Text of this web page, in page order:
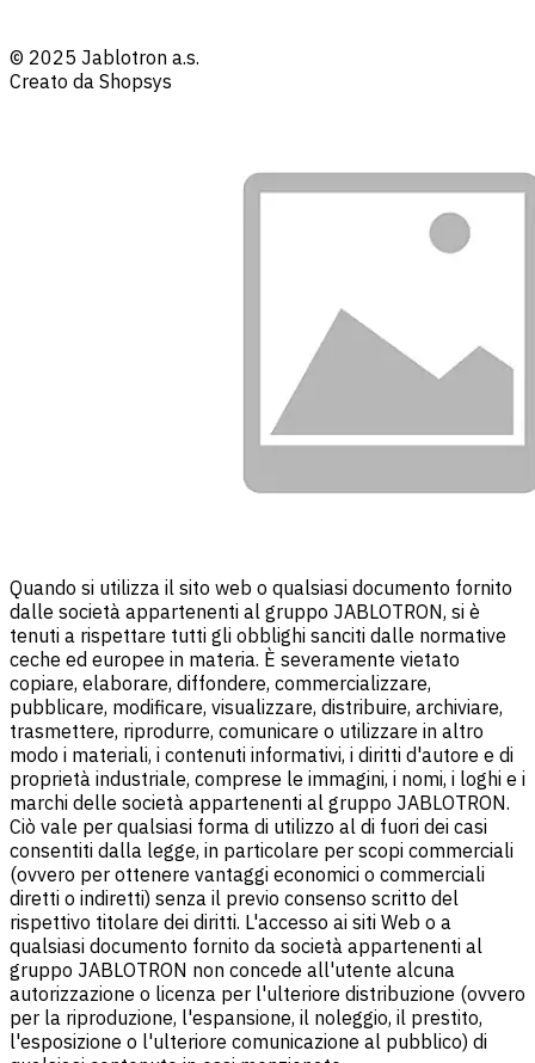
© 2025 Jablotron a.s.
Creato da Shopsys
Quando si utilizza il sito web o qualsiasi documento fornito
dalle società appartenenti al gruppo JABLOTRON, si è
tenuti a rispettare tutti gli obblighi sanciti dalle normative
ceche ed europee in materia. È severamente vietato
copiare, elaborare, diffondere, commercializzare,
pubblicare, modificare, visualizzare, distribuire, archiviare,
trasmettere, riprodurre, comunicare o utilizzare in altro
modo i materiali, i contenuti informativi, i diritti d'autore e di
proprietà industriale, comprese le immagini, i nomi, i loghi e i
marchi delle società appartenenti al gruppo JABLOTRON.
Ciò vale per qualsiasi forma di utilizzo al di fuori dei casi
consentiti dalla legge, in particolare per scopi commerciali
(ovvero per ottenere vantaggi economici o commerciali
diretti o indiretti) senza il previo consenso scritto del
rispettivo titolare dei diritti. L'accesso ai siti Web o a
qualsiasi documento fornito da società appartenenti al
gruppo JABLOTRON non concede all'utente alcuna
autorizzazione o licenza per l'ulteriore distribuzione (ovvero
per la riproduzione, l'espansione, il noleggio, il prestito,
l'esposizione o l'ulteriore comunicazione al pubblico) di